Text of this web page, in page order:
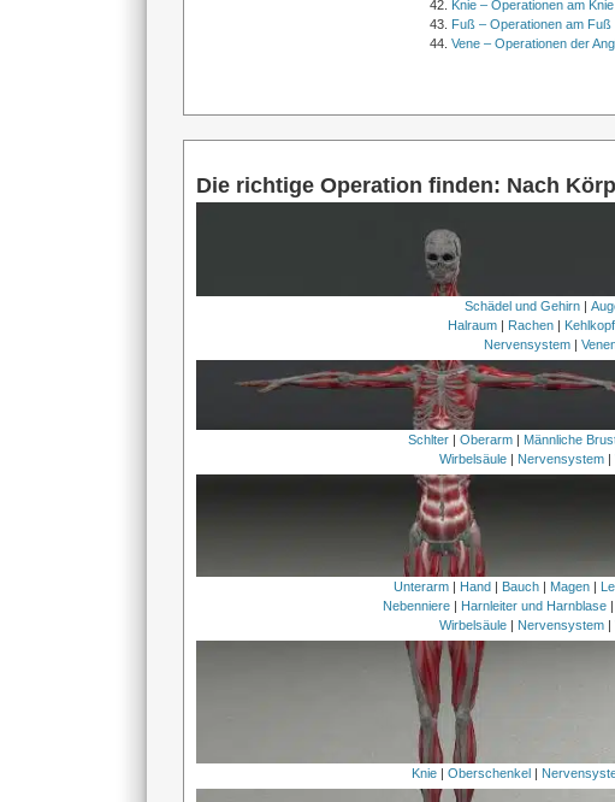
Knie – Operationen am Knie
Fuß – Operationen am Fuß
Vene – Operationen der
Die richtige Operation finden: Nach
Schädel und Gehirn |
Halraum | Rachen | Kehlkopf
Nervensystem|
Schlter |Oberarm Männliche
Wirbelsäule| Nervensystem|
Unterarm | Hand | Bauch | Magen |
Nebenniere | Harnleiter und Harnblase |
Wirbelsäule| Nervensystem|
Knie| Oberschenkel